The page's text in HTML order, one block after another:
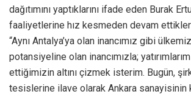
dağıtımını yaptıklarını ifade eden Burak
faaliyetlerine hız kesmeden devam
“Aynı Antalya’ya olan inancımız gibi
potansiyeline olan inancımızla;
ettiğimizin altını çizmek isterim. Bugün,
tesislerine ilave olarak Ankara sanayisinin